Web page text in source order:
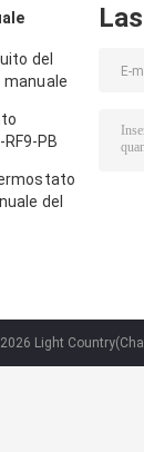
del
PB
del
Light